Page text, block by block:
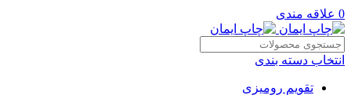
0 علاقه مندی
انتخاب دسته بندی
تقویم رومیزی